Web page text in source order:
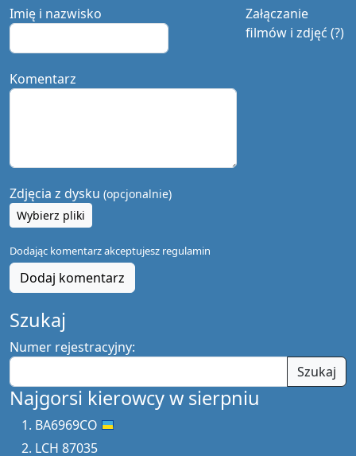
Załączanie
filmów i zdjęć (?)
Imię i nazwisko
Komentarz
Zdjęcia z dysku (opcjonalnie)
Wybierz pliki
Dodając komentarz akceptujesz regulamin
Dodaj komentarz
Szukaj
Numer rejestracyjny:
Szukaj
Najgorsi kierowcy w sierpniu
BA6969CO
LCH 87035